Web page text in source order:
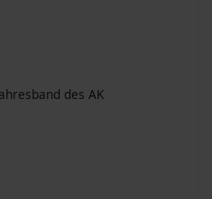
des AK